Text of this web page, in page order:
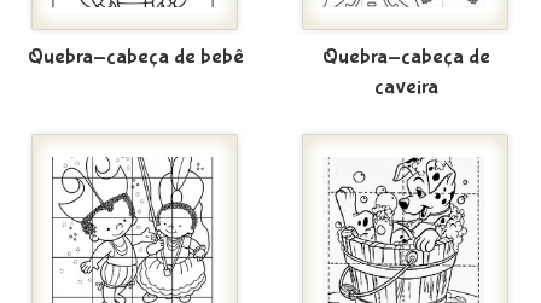
Quebra-cabeça de bebê
Quebra-cabeça de
caveira